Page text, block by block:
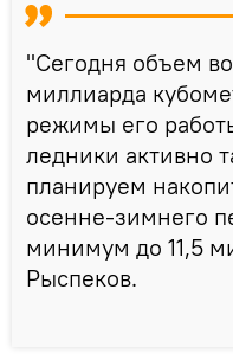
"Сегодня объем
миллиарда
режимы его
ледники активно
планируем
осенне-зимнего
минимум до 11,5
Рыспеков.